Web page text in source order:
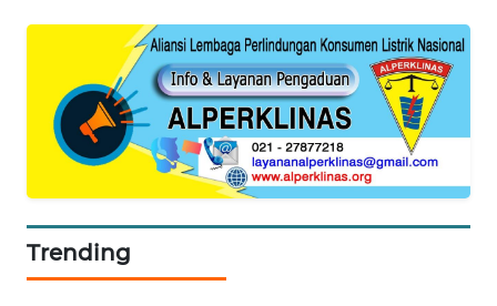
Trending
CILEUNGSI
NEWS
BERKAT
NEWS
BERAMPU